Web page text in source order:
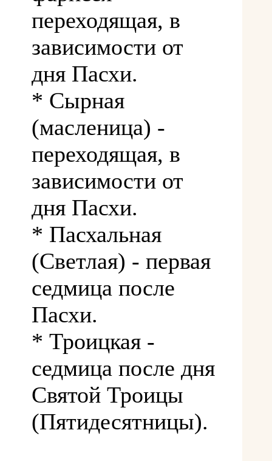
переходящая, в
зависимости от
дня Пасхи.
* Сырная
(масленица) -
переходящая, в
зависимости от
дня Пасхи.
* Пасхальная
(Светлая) - первая
седмица после
Пасхи.
* Троицкая -
седмица после дня
Святой Троицы
(Пятидесятницы).